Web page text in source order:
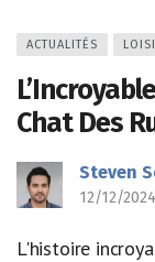
ACTUALITÉS
Chat Des
Steven
12/12/2024
L'histoire